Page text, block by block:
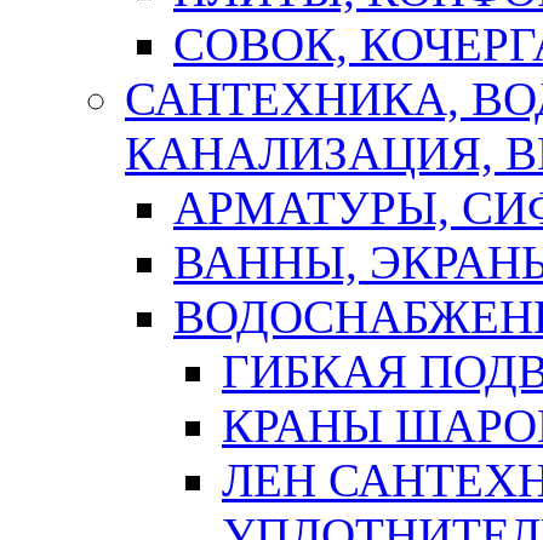
СОВОК,
САНТЕХНИКА,
КАНАЛИЗАЦИЯ,
АРМАТУРЫ,
ВАННЫ,
ГИБКАЯ
КРАНЫ
ЛЕН